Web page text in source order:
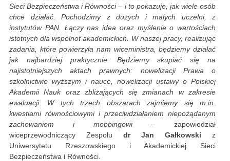
Sieci Bezpieczeństwa i Równości – i to pokazuje, jak wiele osób
chce działać. Pochodzimy z dużych i małych uczelni, z
instytutów PAN. Łączy nas idea oraz myślenie o wartościach
istotnych dla wspólnot akademickich. W naszej pracy, realizując
zadania, które powierzyła nam wiceministra, będziemy działać
jak najbardziej praktycznie. Będziemy skupiać się na
najistotniejszych aktach prawnych: nowelizacji Prawa o
szkolnictwie wyższym i nauce, nowelizacji ustawy o Polskiej
Akademii Nauk oraz zbliżających się zmianach w zakresie
ewaluacji. W tych trzech obszarach zajmiemy się m.in.
kwestiami równościowymi i przeciwdziałaniem niepożądanym
zachowaniom i mobbingowi– zapowiedział
wiceprzewodniczący Zespołu dr Jan Gałkowski z
Uniwersytetu Rzeszowskiego i Akademickiej Sieci
Bezpieczeństwa i Równości.